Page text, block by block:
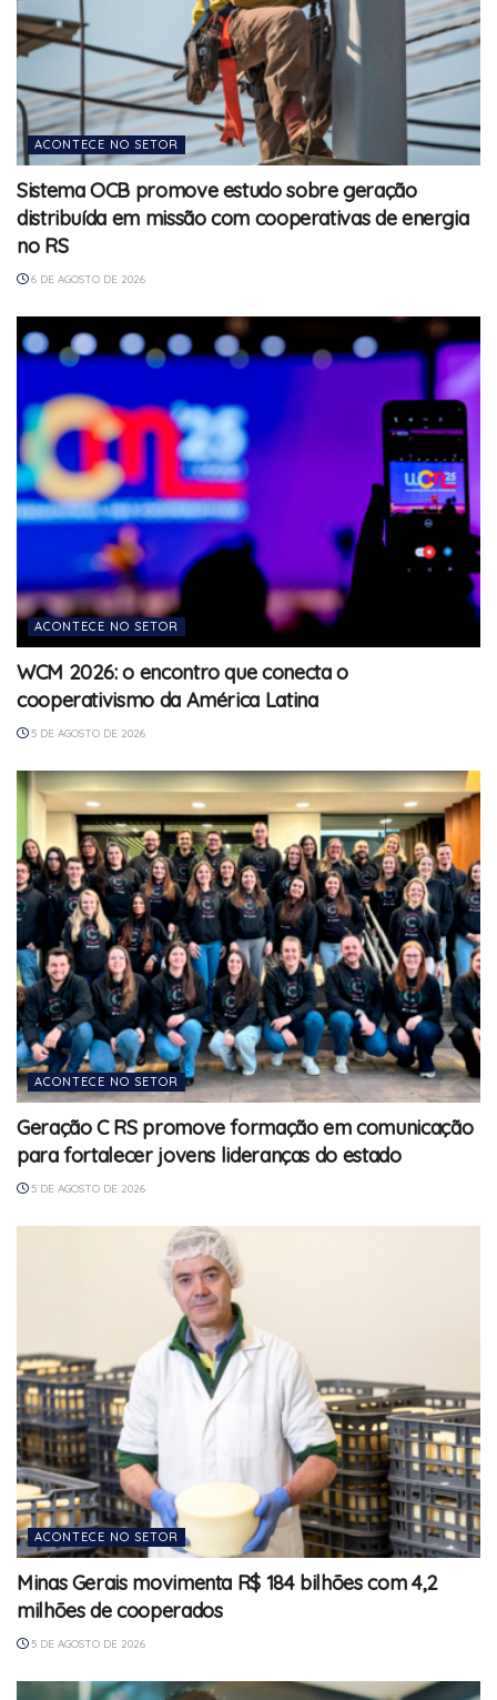
ACONTECE NO SETOR
Sistema OCB promove estudo sobre geração
distribuída em missão com cooperativas de energia
no RS
6 DE AGOSTO DE 2026
ACONTECE NO SETOR
WCM 2026: o encontro que conecta o
cooperativismo da América Latina
5 DE AGOSTO DE 2026
ACONTECE NO SETOR
Geração C RS promove formação em comunicação
para fortalecer jovens lideranças do estado
5 DE AGOSTO DE 2026
ACONTECE NO SETOR
Minas Gerais movimenta R$ 184 bilhões com 4,2
milhões de cooperados
5 DE AGOSTO DE 2026